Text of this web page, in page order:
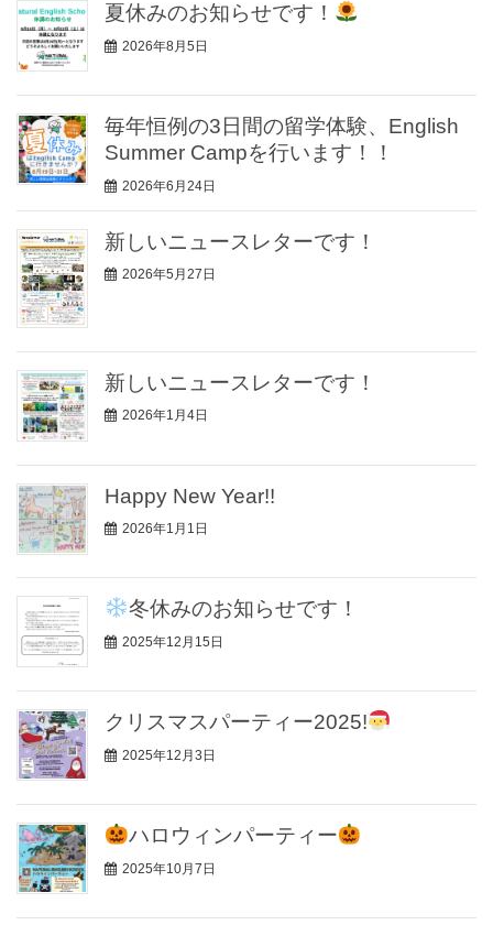
夏休みのお知らせです！
2026年8月5日
毎年恒例の3日間の留学体験、English
Summer Campを行います！！
2026年6月24日
新しいニュースレターです！
2026年5月27日
新しいニュースレターです！
2026年1月4日
Happy New Year!!
2026年1月1日
冬休みのお知らせです！
2025年12月15日
クリスマスパーティー2025!
2025年12月3日
ハロウィンパーティー
2025年10月7日